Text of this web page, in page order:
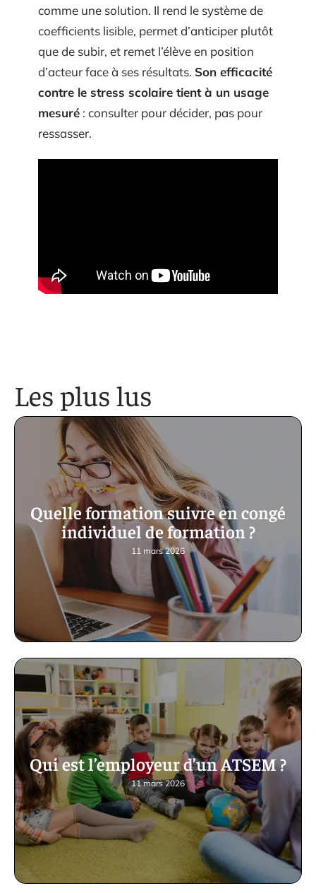
comme une solution. Il rend le système de
coefficients lisible, permet d’anticiper plutôt
que de subir, et remet l’élève en position
d’acteur face à ses résultats. Son efficacité
contre le stress scolaire tient à un usage
mesuré : consulter pour décider, pas pour
ressasser.
Les plus lus
Quelle formation suivre en congé
individuel de formation ?
11 mars 2026
Qui est l’employeur d’un ATSEM ?
11 mars 2026